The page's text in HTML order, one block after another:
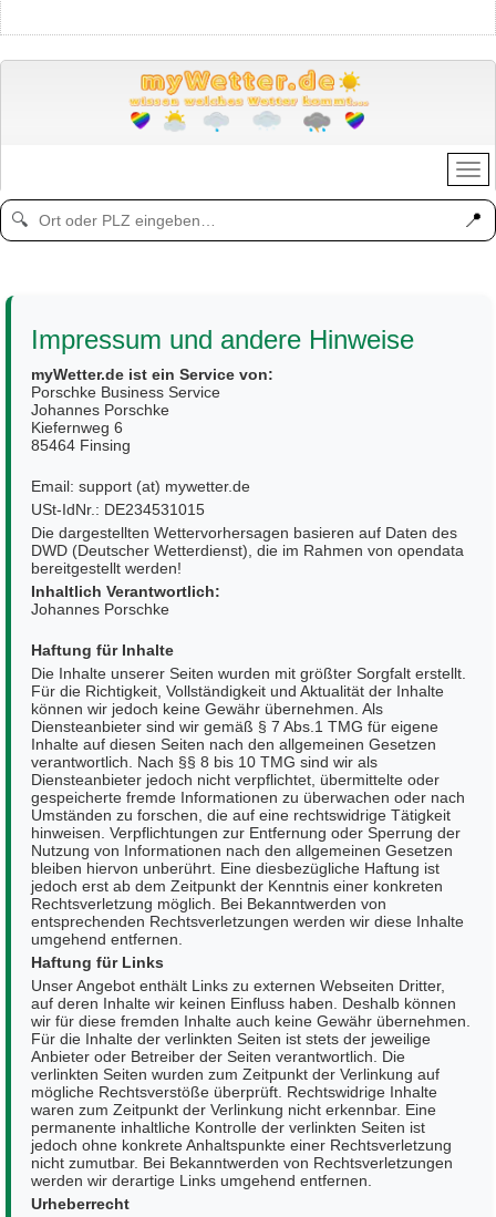
🔍 📍
Impressum und andere Hinweise
myWetter.de ist ein Service von:
Porschke Business Service
Johannes Porschke
Kiefernweg 6
85464 Finsing
Email: support (at) mywetter.de
USt-IdNr.: DE234531015
Die dargestellten Wettervorhersagen basieren auf Daten des
DWD (Deutscher Wetterdienst), die im Rahmen von opendata
bereitgestellt werden!
Inhaltlich Verantwortlich:
Johannes Porschke
Haftung für Inhalte
Die Inhalte unserer Seiten wurden mit größter Sorgfalt erstellt.
Für die Richtigkeit, Vollständigkeit und Aktualität der Inhalte
können wir jedoch keine Gewähr übernehmen. Als
Diensteanbieter sind wir gemäß § 7 Abs.1 TMG für eigene
Inhalte auf diesen Seiten nach den allgemeinen Gesetzen
verantwortlich. Nach §§ 8 bis 10 TMG sind wir als
Diensteanbieter jedoch nicht verpflichtet, übermittelte oder
gespeicherte fremde Informationen zu überwachen oder nach
Umständen zu forschen, die auf eine rechtswidrige Tätigkeit
hinweisen. Verpflichtungen zur Entfernung oder Sperrung der
Nutzung von Informationen nach den allgemeinen Gesetzen
bleiben hiervon unberührt. Eine diesbezügliche Haftung ist
jedoch erst ab dem Zeitpunkt der Kenntnis einer konkreten
Rechtsverletzung möglich. Bei Bekanntwerden von
entsprechenden Rechtsverletzungen werden wir diese Inhalte
umgehend entfernen.
Haftung für Links
Unser Angebot enthält Links zu externen Webseiten Dritter,
auf deren Inhalte wir keinen Einfluss haben. Deshalb können
wir für diese fremden Inhalte auch keine Gewähr übernehmen.
Für die Inhalte der verlinkten Seiten ist stets der jeweilige
Anbieter oder Betreiber der Seiten verantwortlich. Die
verlinkten Seiten wurden zum Zeitpunkt der Verlinkung auf
mögliche Rechtsverstöße überprüft. Rechtswidrige Inhalte
waren zum Zeitpunkt der Verlinkung nicht erkennbar. Eine
permanente inhaltliche Kontrolle der verlinkten Seiten ist
jedoch ohne konkrete Anhaltspunkte einer Rechtsverletzung
nicht zumutbar. Bei Bekanntwerden von Rechtsverletzungen
werden wir derartige Links umgehend entfernen.
Urheberrecht